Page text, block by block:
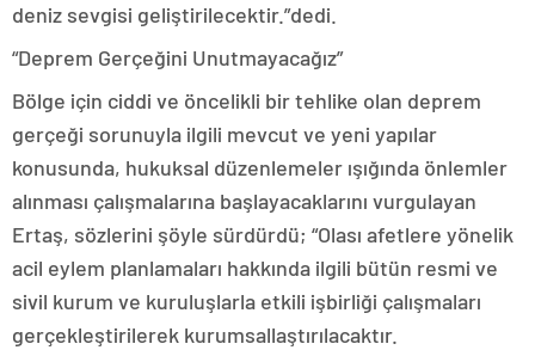
deniz sevgisi geliştirilecektir.”dedi.
“Deprem Gerçeğini Unutmayacağız”
Bölge için ciddi ve öncelikli bir tehlike olan deprem
gerçeği sorunuyla ilgili mevcut ve yeni yapılar
konusunda, hukuksal düzenlemeler ışığında önlemler
alınması çalışmalarına başlayacaklarını vurgulayan
Ertaş, sözlerini şöyle sürdürdü; “Olası afetlere yönelik
acil eylem planlamaları hakkında ilgili bütün resmi ve
sivil kurum ve kuruluşlarla etkili işbirliği çalışmaları
gerçekleştirilerek kurumsallaştırılacaktır.